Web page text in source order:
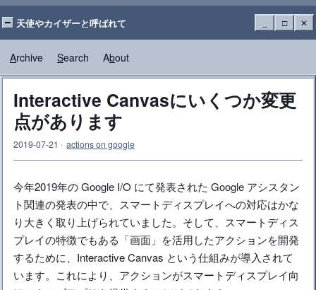
天使やカイザーと呼ばれて □ ✕
Archive Search About
Interactive Canvasにいくつか変更
点があります
2019-07-21 · actions on google
今年2019年の Google I/O にて発表された Google アシスタン
ト関連の発表の中で、スマートディスプレイへの対応はかな
り大きく取り上げられていました。そして、スマートディス
プレイの特徴でもある「画面」を活用したアクションを開発
するために、Interactive Canvas という仕組みが導入されて
います。これにより、アクションがスマートディスプレイ向